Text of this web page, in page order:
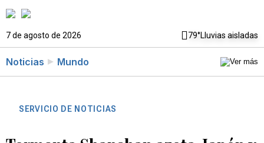
7 de agosto de 2026 79°Lluvias aisladas
Noticias Mundo
SERVICIO DE NOTICIAS